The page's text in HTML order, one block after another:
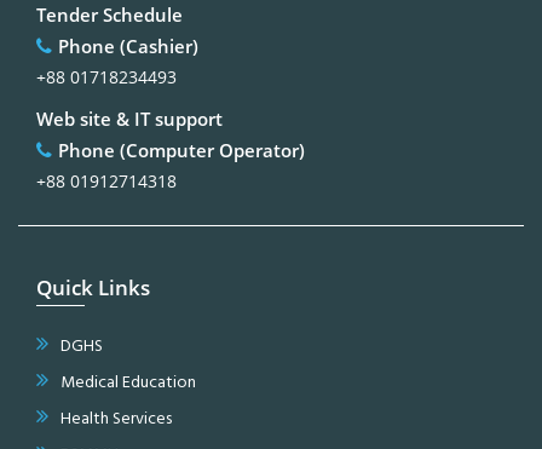
Tender Schedule
Phone (Cashier)
+88 01718234493
Web site & IT support
Phone (Computer Operator)
+88 01912714318
Quick Links
DGHS
Medical Education
Health Services